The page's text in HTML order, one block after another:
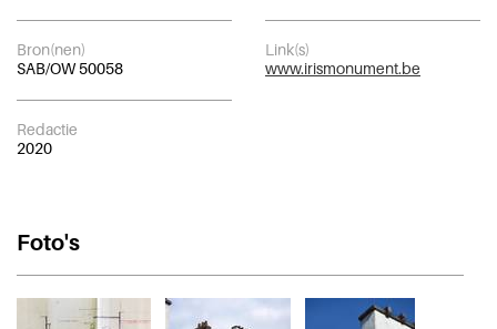
Bron(nen)
SAB/OW 50058
Link(s)
www.irismonument.be
Redactie
2020
Foto's